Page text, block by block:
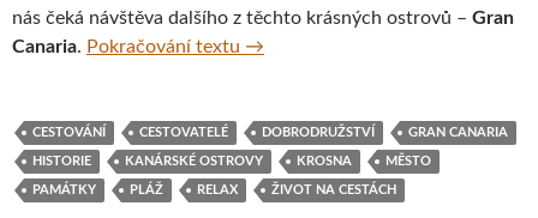
nás čeká návštěva dalšího z těchto krásných ostrovů – Gran
Canaria. Pokračování textu Kanárské ostrovy s krosnou na
→
CESTOVÁNÍ CESTOVATELÉ DOBRODRUŽSTVÍ GRAN CANARIA
HISTORIE KANÁRSKÉ OSTROVY KROSNA MĚSTO
PAMÁTKY PLÁŽ RELAX ŽIVOT NA CESTÁCH